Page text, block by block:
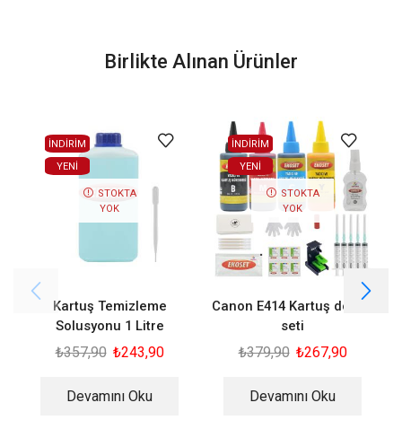
Birlikte Alınan Ürünler
İNDİRİM
YENI
STOKTA
YOK
Kartuş Temizleme
Solusyonu 1 Litre
₺357,90 ₺243,90
Devamını Oku
İNDİRİM
YENI
STOKTA
YOK
Canon E414 Kartuş dolum
seti
₺379,90 ₺267,90
Devamını Oku